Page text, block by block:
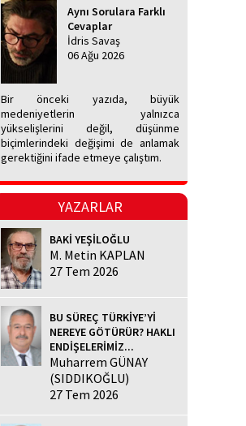
Aynı Sorulara Farklı
Cevaplar
İdris Savaş
06 Ağu 2026
Bir önceki yazıda, büyük
medeniyetlerin yalnızca
yükselişlerini değil, düşünme
biçimlerindeki değişimi de anlamak
gerektiğini ifade etmeye çalıştım.
YAZARLAR
BAKİ YEŞİLOĞLU
M. Metin KAPLAN
27 Tem 2026
BU SÜREÇ TÜRKİYE’Yİ
NEREYE GÖTÜRÜR? HAKLI
ENDİŞELERİMİZ...
Muharrem GÜNAY
(SIDDIKOĞLU)
27 Tem 2026